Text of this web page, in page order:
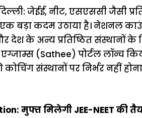
जेईई, नीट, एसएससी जैसी
ने एक बड़ा कदम उठाया है। नेशनल
और देश के अन्य प्रतिष्ठित संस्थानों
(Sathee) पोर्टल लॉन्च
संस्थानों पर निर्भर नहीं
मुफ्त मिलेगी JEE-NEET की